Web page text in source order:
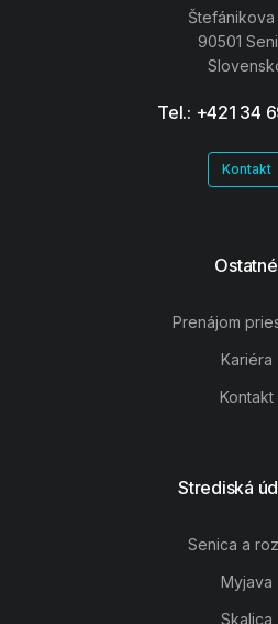
Štefánikova
90501
Tel.: +421 34
Kontakt
Ostatné
Prenájom
Kariéra
Kontakt
Strediská
Senica a
Myjava
Skalica